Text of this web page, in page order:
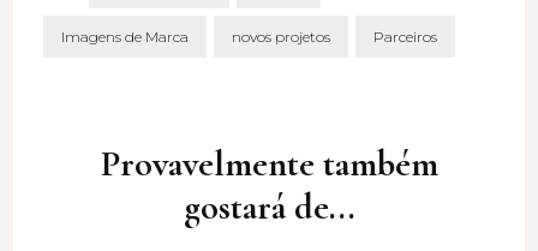
Imagens de Marca novos projetos Parceiros
Provavelmente também
gostará de...